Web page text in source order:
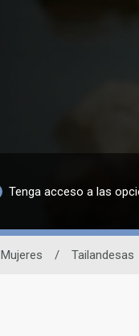
Tenga acceso a las
Mujeres / Tailandesas